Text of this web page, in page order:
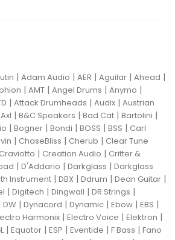
| Adam Audio | AER | Aguilar | Ahead |
| AMT | Angel Drums | Anymo |
| Attack Drumheads | Audix | Austrian
Axl | B&C Speakers | Bad Cat | Bartolini |
| Bogner | Bondi | BOSS | BSS | Carl
| ChaseBliss | Cherub | Clear Tune
Craviotto | Creation Audio | Critter &
| D'Addario | Darkglass | Darkglass
Instrument | DBX | Ddrum | Dean Guitar |
| Digitech | Dingwall | DR Strings |
DW | Dynacord | Dynamic | Ebow | EBS |
Harmonix | Electro Voice | Elektron |
| Equator | ESP | Eventide | F Bass | Fano